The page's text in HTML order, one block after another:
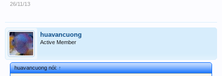
26/11/13
huavancuong
Active Member
huavancuong nói:↑